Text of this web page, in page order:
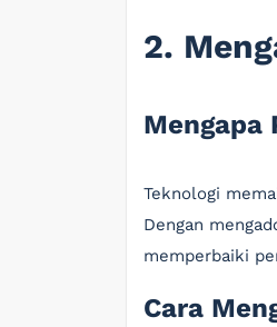
2.
Mengapa
Teknologi
Dengan
memperbaiki
Cara